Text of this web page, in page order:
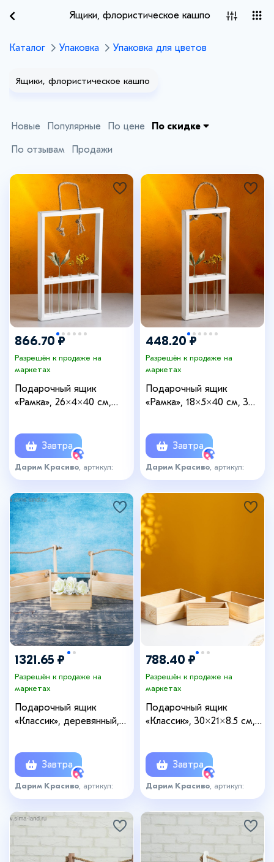
Ящики, флористическое кашпо
Каталог Упаковка Упаковка для цветов
Ящики, флористическое кашпо
Новые Популярные По цене По скидке
По отзывам Продажи
866.70 ₽
Разрешён к продаже на
маркетах
Подарочный ящик
«Рамка», 26×4×40 см,
Завтра
Дарим Красиво , артикул:
3659126
448.20 ₽
Разрешён к продаже на
маркетах
Подарочный ящик
«Рамка», 18×5×40 см, 3
Завтра
Дарим Красиво , артикул:
3659185
1321.65 ₽
Разрешён к продаже на
маркетах
Подарочный ящик
«Классик», деревянный,
Завтра
Дарим Красиво , артикул:
3999534
788.40 ₽
Разрешён к продаже на
маркетах
Подарочный ящик
«Классик», 30×21×8.5 см,
Завтра
Дарим Красиво , артикул:
3999552